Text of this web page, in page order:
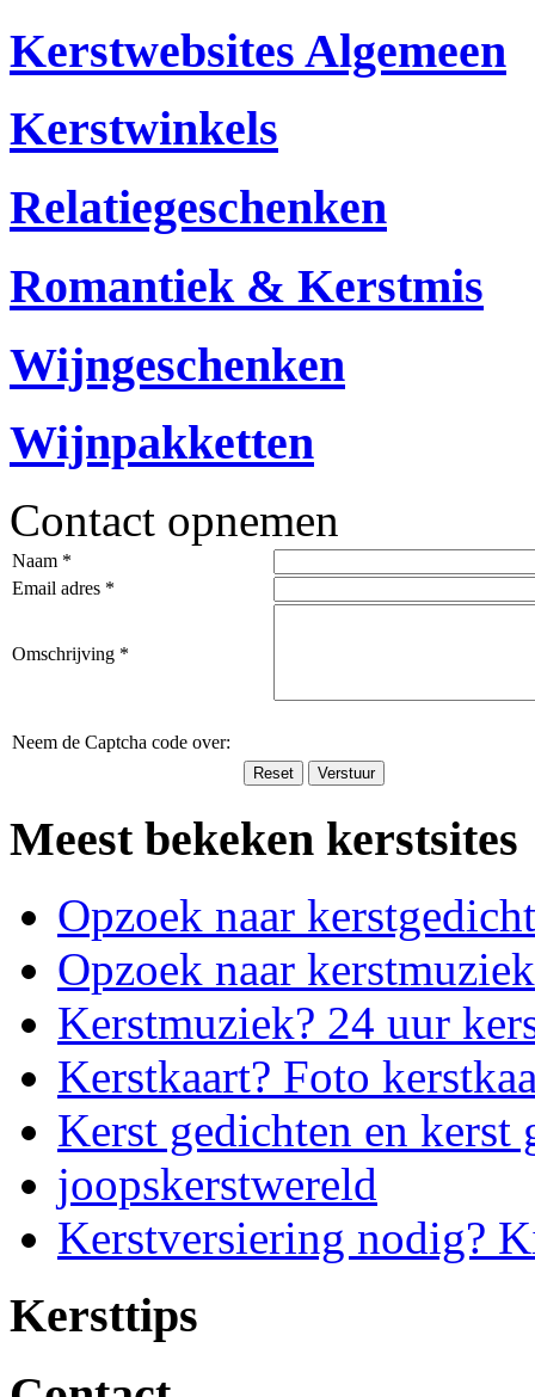
Kerstwebsites Algemeen
Kerstwinkels
Relatiegeschenken
Romantiek & Kerstmis
Wijngeschenken
Wijnpakketten
Contact opnemen
Naam *
Email adres *
Omschrijving *
Neem de Captcha code over:
Meest bekeken kerstsites
Opzoek naar
Opzoek naar
Kerstmuziek? 24 uur
Kerstkaart? Foto
Kerst gedichten en kerst
joopskerstwereld
Kerstversiering nodig?
Kersttips